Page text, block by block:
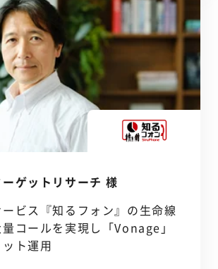
ゲットリサーチ 様
ビス『知るフォン』の生命線
コールを実現し「Vonage」
ト運用